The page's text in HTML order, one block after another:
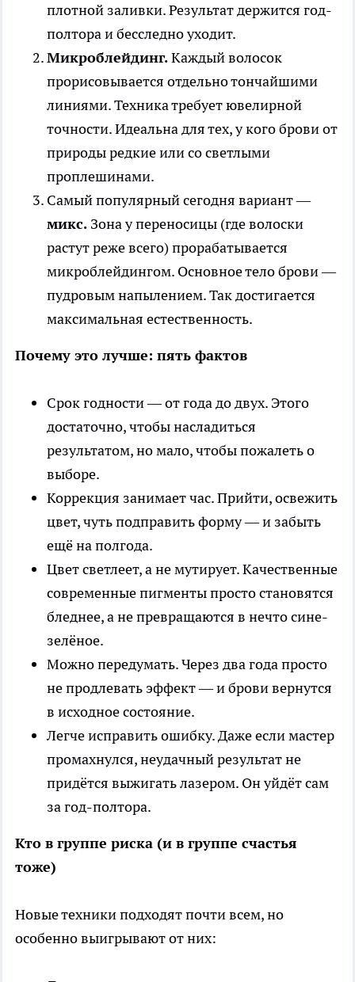
плотной заливки. Результат держится год-
полтора и бесследно уходит.
Микроблейдинг.Каждый волосок
прорисовывается отдельно тончайшими
линиями. Техника требует ювелирной
точности. Идеальна для тех, у кого брови от
природы редкие или со светлыми
проплешинами.
Самый популярный сегодня вариант —
микс. Зона у переносицы (где волоски
растут реже всего) прорабатывается
микроблейдингом. Основное тело брови —
пудровым напылением. Так достигается
максимальная естественность.
Почему это лучше: пять фактов
Срок годности — от года до двух. Этого
достаточно, чтобы насладиться
результатом, но мало, чтобы пожалеть о
выборе.
Коррекция занимает час. Прийти, освежить
цвет, чуть подправить форму — и забыть
ещё на полгода.
Цвет светлеет, а не мутирует. Качественные
современные пигменты просто становятся
бледнее, а не превращаются в нечто сине-
зелёное.
Можно передумать. Через два года просто
не продлевать эффект — и брови вернутся
в исходное состояние.
Легче исправить ошибку. Даже если мастер
промахнулся, неудачный результат не
придётся выжигать лазером. Он уйдёт сам
за год-полтора.
Кто в группе риска (и в группе счастья
тоже)
Новые техники подходят почти всем, но
особенно выигрывают от них: